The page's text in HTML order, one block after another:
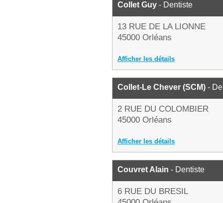
Collet Guy - Dentiste
13 RUE DE LA LIONNE
45000 Orléans
Afficher les détails
Collet-Le Chever (SCM) -
2 RUE DU COLOMBIER
45000 Orléans
Afficher les détails
Couvret Alain - Dentiste
6 RUE DU BRESIL